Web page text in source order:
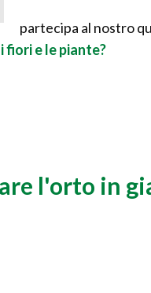
partecipa al nostro
fiori e le piante?
l'orto in